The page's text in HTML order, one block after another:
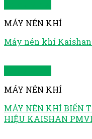
MÁY NÉN KHÍ
Máy nén khí Kaishan
MÁY NÉN KHÍ
MÁY NÉN KHÍ BIẾN
HIỆU KAISHAN